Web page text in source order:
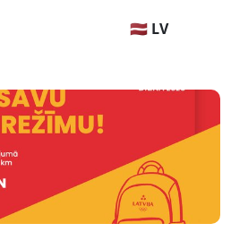
🇱🇻 LV